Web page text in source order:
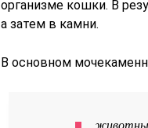
организме кошки. В
а затем в камни.
В основном